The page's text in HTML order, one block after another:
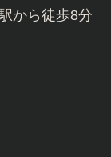
から徒歩8分